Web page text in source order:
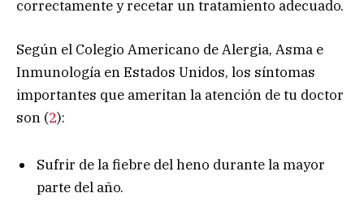
correctamente y recetar un tratamiento adecuado.
Según el Colegio Americano de Alergia, Asma e
Inmunología en Estados Unidos, los síntomas
importantes que ameritan la atención de tu doctor
son (2):
Sufrir de la fiebre del heno durante la mayor
parte del año.